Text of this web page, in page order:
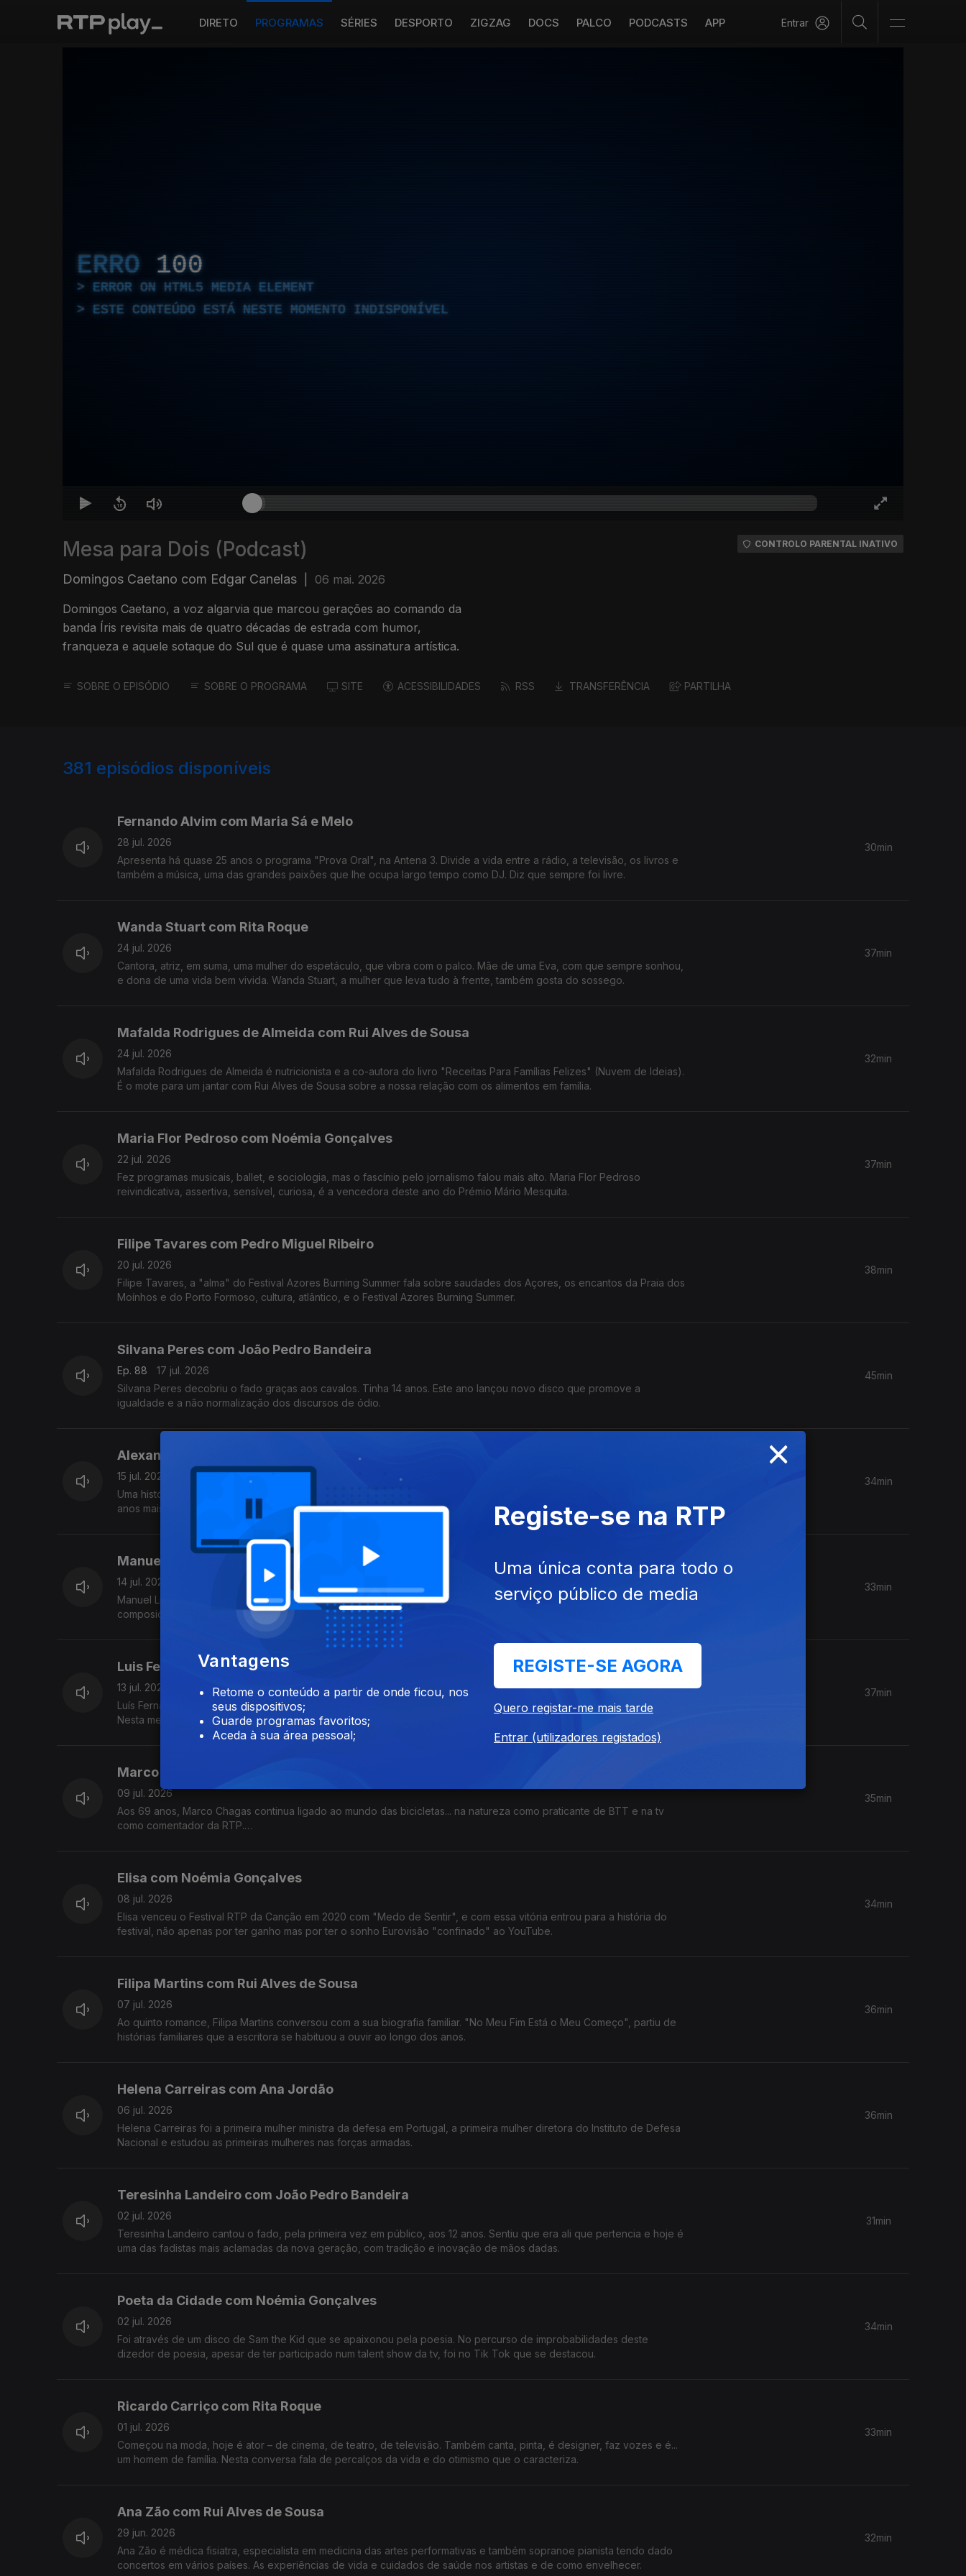
DIRETO PROGRAMAS SÉRIES DESPORTO ZIGZAG DOCS PALCO PODCASTS APP Entrar
ERRO 100
ERROR ON HTML5 MEDIA ELEMENT
ESTE CONTEÚDO ESTÁ NESTE MOMENTO INDISPONÍVEL
Mesa para Dois (Podcast)
Domingos Caetano com Edgar Canelas 06 mai. 2026
Domingos Caetano, a voz algarvia que marcou gerações ao comando da
banda Íris revisita mais de quatro décadas de estrada com humor,
franqueza e aquele sotaque do Sul que é quase uma assinatura artística.
CONTROLO PARENTAL INATIVO
SOBRE O EPISÓDIO SOBRE O PROGRAMA SITE ACESSIBILIDADES RSS TRANSFERÊNCIA PARTILHA
381 episódios disponíveis
Fernando Alvim com Maria Sá e Melo
28 jul. 2026
Apresenta há quase 25 anos o programa "Prova Oral", na Antena 3. Divide a vida entre a rádio, a televisão, os livros e
também a música, uma das grandes paixões que lhe ocupa largo tempo como DJ. Diz que sempre foi livre.
30min
Wanda Stuart com Rita Roque
24 jul. 2026
Cantora, atriz, em suma, uma mulher do espetáculo, que vibra com o palco. Mãe de uma Eva, com que sempre sonhou,
e dona de uma vida bem vivida. Wanda Stuart, a mulher que leva tudo à frente, também gosta do sossego.
37min
Mafalda Rodrigues de Almeida com Rui Alves de Sousa
24 jul. 2026
Mafalda Rodrigues de Almeida é nutricionista e a co-autora do livro "Receitas Para Famílias Felizes" (Nuvem de Ideias).
É o mote para um jantar com Rui Alves de Sousa sobre a nossa relação com os alimentos em família.
32min
Maria Flor Pedroso com Noémia Gonçalves
22 jul. 2026
Fez programas musicais, ballet, e sociologia, mas o fascínio pelo jornalismo falou mais alto. Maria Flor Pedroso
reivindicativa, assertiva, sensível, curiosa, é a vencedora deste ano do Prémio Mário Mesquita.
37min
Filipe Tavares com Pedro Miguel Ribeiro
20 jul. 2026
Filipe Tavares, a "alma" do Festival Azores Burning Summer fala sobre saudades dos Açores, os encantos da Praia dos
Moínhos e do Porto Formoso, cultura, atlântico, e o Festival Azores Burning Summer.
38min
Silvana Peres com João Pedro Bandeira
Ep. 88
17 jul. 2026
Silvana Peres decobriu o fado graças aos cavalos. Tinha 14 anos. Este ano lançou novo disco que promove a
igualdade e a não normalização dos discursos de ódio.
45min
Alexandra Matos Gomes da Silva com Noémia Gonçalves
15 jul. 2026
Uma história de amor "empresarial" com início numa instalação de ar condicionado e um tropeção frente ao CEO, 33
anos mais velho, da Couto. Alexandra Matos Gomes da Silva é a empresária que mudou tudo por amor.
34min
Manuel Linhares com Diamantino José
14 jul. 2026
Manuel Linhares é um cantor de jazz português que vive entre Nova Iorque e o Porto, dedicando-se à performance, à
composição e ao ensino. Trabalhou e estudou com grandes músicos internacionais.
33min
Luis Fernandes com Edgar Canelas
13 jul. 2026
Luís Fernandes, um dos seus fundadores da Associação Cultural d’Orfeu celebra connosco os 30 desta instituição.
Nesta mesa também se contam histórias de viagens por muitas e variadas artes.
37min
Marco Chagas com Marco Ribeiro
09 jul. 2026
Aos 69 anos, Marco Chagas continua ligado ao mundo das bicicletas... na natureza como praticante de BTT e na tv
como comentador da RTP.
35min
Elisa com Noémia Gonçalves
08 jul. 2026
Elisa venceu o Festival RTP da Canção em 2020 com "Medo de Sentir", e com essa vitória entrou para a história do
festival, não apenas por ter ganho mas por ter o sonho Eurovisão "confinado" ao YouTube.
34min
Filipa Martins com Rui Alves de Sousa
07 jul. 2026
Ao quinto romance, Filipa Martins conversou com a sua biografia familiar. "No Meu Fim Está o Meu Começo", partiu de
histórias familiares que a escritora se habituou a ouvir ao longo dos anos.
36min
Helena Carreiras com Ana Jordão
06 jul. 2026
Helena Carreiras foi a primeira mulher ministra da defesa em Portugal, a primeira mulher diretora do Instituto de Defesa
Nacional e estudou as primeiras mulheres nas forças armadas.
36min
Teresinha Landeiro com João Pedro Bandeira
02 jul. 2026
Teresinha Landeiro cantou o fado, pela primeira vez em público, aos 12 anos. Sentiu que era ali que pertencia e hoje é
uma das fadistas mais aclamadas da nova geração, com tradição e inovação de mãos dadas.
31min
Poeta da Cidade com Noémia Gonçalves
02 jul. 2026
Foi através de um disco de Sam the Kid que se apaixonou pela poesia. No percurso de improbabilidades deste
dizedor de poesia, apesar de ter participado num talent show da tv, foi no Tik Tok que se destacou.
34min
Ricardo Carriço com Rita Roque
01 jul. 2026
Começou na moda, hoje é ator – de cinema, de teatro, de televisão. Também canta, pinta, é designer, faz vozes e é...
um homem de família. Nesta conversa fala de percalços da vida e do otimismo que o caracteriza.
33min
Ana Zão com Rui Alves de Sousa
29 jun. 2026
Ana Zão é médica fisiatra, especialista em medicina das artes performativas e também sopranoe pianista tendo dado
concertos em vários países. As experiências de vida e cuidados de saúde nos artistas e de como envelhecer.
32min
×
Vantagens
Retome o conteúdo a partir de onde ficou, nos
seus dispositivos;
Guarde programas favoritos;
Aceda à sua área pessoal;
Registe-se na RTP
Uma única conta para todo o
serviço público de media
REGISTE-SE AGORA
Quero registar-me mais tarde
Entrar (utilizadores registados)